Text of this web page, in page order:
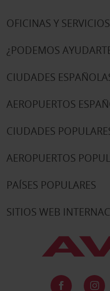
OFICINAS Y SERVICIOS
¿PODEMOS
CIUDADES
AEROPUERTOS
CIUDADES
AEROPUERTOS
PAÍSES POPULARES
SITIOS WEB